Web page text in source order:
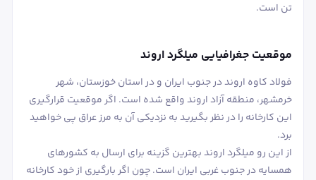
تن است.
موقعیت جغرافیایی میلگرد اروند
فولاد کاوه اروند در جنوب ایران و در استان خوزستان، شهر
خرمشهر، منطقه آزاد اروند واقع شده است. اگر موقعیت قرارگیری
این کارخانه را در نظر بگیرید به نزدیکی آن به مرز عراق پی خواهید
برد.
از این رو میلگرد اروند بهترین گزینه برای ارسال به کشورهای
همسایه در جنوب غربی ایران است. چون اگر بارگیری از خود کارخانه